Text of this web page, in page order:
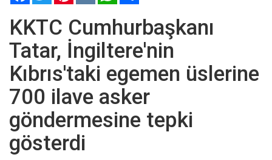
KKTC Cumhurbaşkanı
Tatar, İngiltere'nin
Kıbrıs'taki egemen üslerine
700 ilave asker
göndermesine tepki
gösterdi